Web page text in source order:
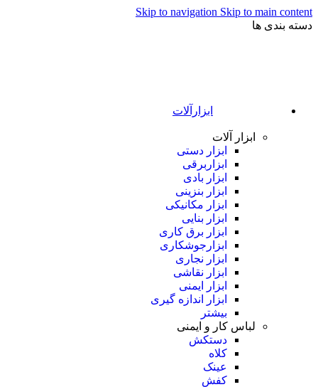
Skip to navigation Skip to main content
دسته بندی ها
ابزارآلات
ابزار آلات
ابزار دستی
ابزاربرقی
ابزار بادی
ابزار بنزینی
ابزار مکانیکی
ابزار بنایی
ابزار برق کاری
ابزارجوشکاری
ابزار نجاری
ابزار نقاشی
ابزار ایمنی
ابزار اندازه گیری
بیشتر
لباس کار و ایمنی
دستکش
کلاه
عینک
کفش